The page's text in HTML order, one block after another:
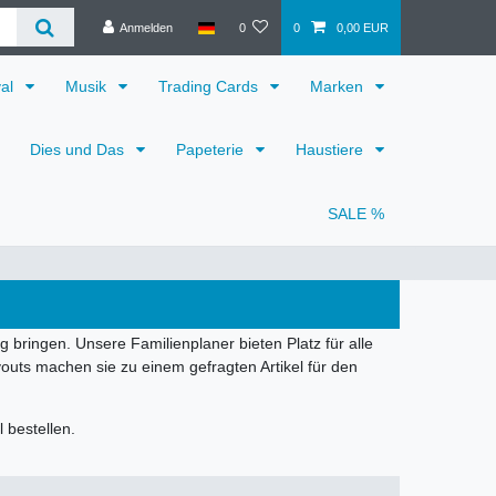
Anmelden 0 0 0,00 EUR
Musik Trading Cards Marken
Dies und Das Papeterie Haustiere
SALE %
bringen. Unsere Familienplaner bieten Platz für alle
machen sie zu einem gefragten Artikel für den
bestellen.